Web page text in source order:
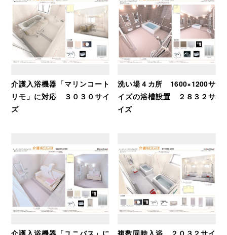
介護入浴機器「マリンコート
リモ」に対応 ３０３０サイ
ズ
洗い場４カ所 1600×1200サ
イズの浴槽設置 ２８３２サ
イズ